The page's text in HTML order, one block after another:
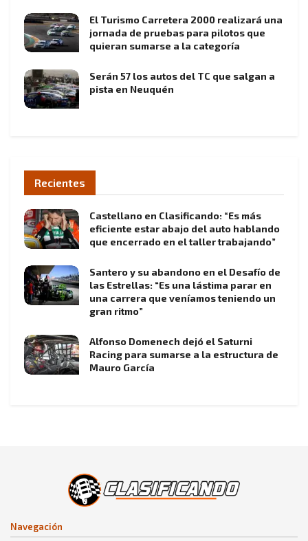
El Turismo Carretera 2000 realizará una
jornada de pruebas para pilotos que
quieran sumarse a la categoría
Serán 57 los autos del TC que salgan a
pista en Neuquén
Recientes
Castellano en Clasificando: “Es más
eficiente estar abajo del auto hablando
que encerrado en el taller trabajando”
Santero y su abandono en el Desafío de
las Estrellas: “Es una lástima parar en
una carrera que veníamos teniendo un
gran ritmo”
Alfonso Domenech dejó el Saturni
Racing para sumarse a la estructura de
Mauro García
Navegación